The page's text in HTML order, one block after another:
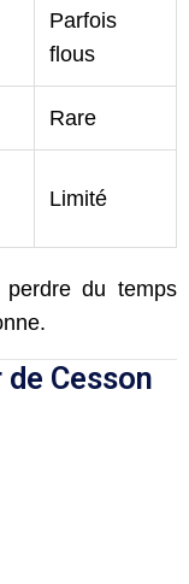
Parfois
flous
Rare
Limité
perdre du temps
Cesson